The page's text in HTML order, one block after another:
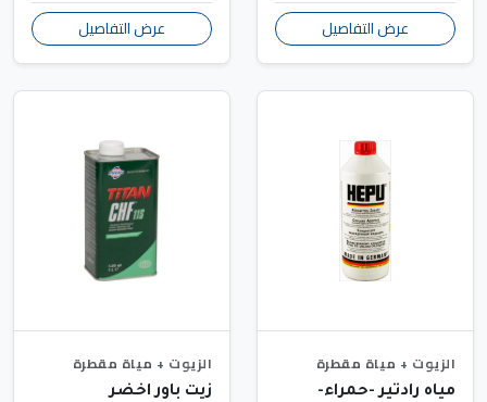
عرض التفاصيل عرض التفاصيل
الزيوت + مياة مقطرة
مياه رادتير -حمراء-
الزيوت + مياة مقطرة
زيت باور اخضر